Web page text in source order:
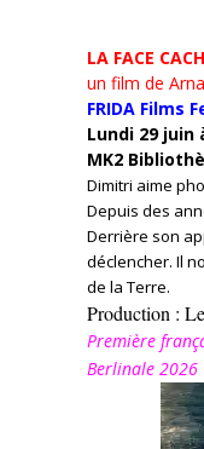
LA FACE
un film de
FRIDA Films
Lundi 29 juin
MK2
Dimitri aime
Depuis des
Derrière son
déclencher. Il
de la Terre.
Production :
Première
Berlinale 2026